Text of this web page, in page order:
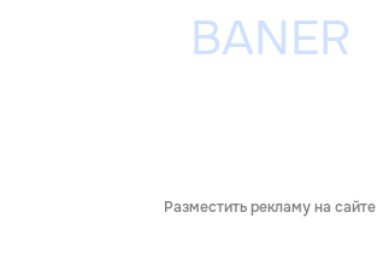
Разместить рекламу на сайте